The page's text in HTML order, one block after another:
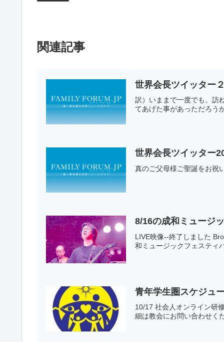
関連記事
世界会長ツイッター
訳）いままで一度でも、訪
てあげた事があっただろう
世界会長ツイッター
真のご父母様ご聖誕をお祝
8/16の成和ミュージ
LIVE映像--終了しました
和ミュージックフェスティ
青年学生圏スケジュ
10/17 社会人オンライン研
細は教会にお問い合わせく